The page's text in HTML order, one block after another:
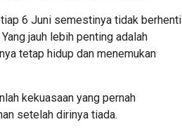
6 Juni semestinya tidak berhenti
jauh lebih penting adalah
tetap hidup dan menemukan
kekuasaan yang pernah
setelah dirinya tiada.